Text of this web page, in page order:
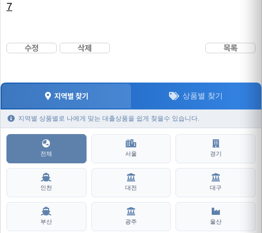
7
수정 삭제 목록
지역별 찾기 상품별 찾기
지역별 상품별로 나에게 맞는 대출상품을 쉽게 찾을수 있습니다.
전체 서울 경기
인천 대전 대구
부산 광주 울산